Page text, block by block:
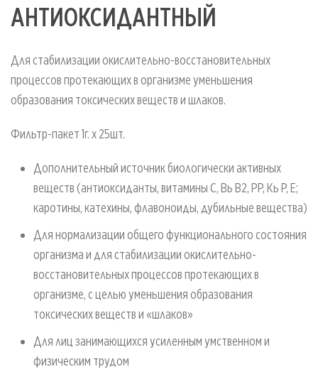
АНТИОКСИДАНТНЫЙ
Для стабилизации окислительно-восстановительных
процессов протекающих в организме уменьшения
образования токсических веществ и шлаков.
Фильтр-пакет 1г. х 25шт.
Дополнительный источник биологически активных
веществ (антиоксиданты, витамины С, Вь В2, РР, Кь Р, Е;
каротины, катехины, флавоноиды, дубильные вещества)
Для нормализации общего функционального состояния
организма и для стабилизации окислительно-
восcтановительных процессов протекающих в
организме, с целью уменьшения образования
токсических веществ и «шлаков»
Для лиц занимающихся усиленным умственном и
физическим трудом